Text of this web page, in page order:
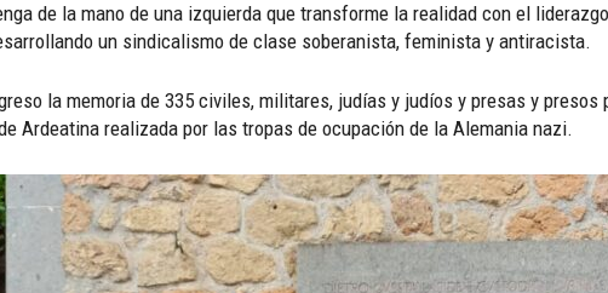
de la mano de una izquierda que transforme la realidad con el
un sindicalismo de clase soberanista, feminista y antiracista.
la memoria de 335 civiles, militares, judías y judíos y presas y
Ardeatina realizada por las tropas de ocupación de la Alemania nazi.